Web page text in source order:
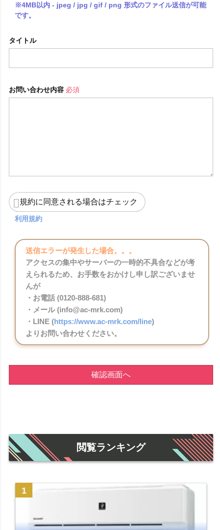
※4MB以内 - jpeg / jpg / gif / png 形式のファイル送信が可能
です。
タイトル
お問い合わせ内容 必須
規約に同意される場合はチェック
利用規約
送信エラーが発生した場合。。。
アクセスの集中やサーバーの一時的不具合などが考
えられるため、お手数をおかけし申し訳ございませ
んが
・お電話 (0120-888-681)
・メール (info@ac-mrk.com)
・LINE (https://www.ac-mrk.com/line)
よりお問い合わせください。
確認画面へ
閲覧ランキング